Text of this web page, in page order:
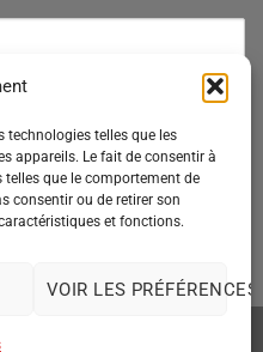
technologies telles que les
appareils. Le fait de consentir à
que le comportement de
consentir ou de retirer son
et fonctions.
VOIR LES PRÉFÉRENCES